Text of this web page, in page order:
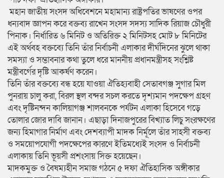
​ মহান জাতীয় সংসদ অধিবেশনে মহামান্য রাষ্ট্রপতির ভাষণের ওপর
ধন্যবাদ জ্ঞাপন করে বক্তব্য রাখেন সংসদ সদস্য সাদিক রিয়াজ চৌধুরী
পিনাক। নির্ধারিত ৬ মিনিট ও অতিরিক্ত ২ মিনিটসহ মোট ৮ মিনিটের
এই অর্থবহ বক্তব্যে তিনি তাঁর নির্বাচনী এলাকার দীর্ঘদিনের ঝুলে থাকা
সমস্যা ও সম্ভাবনার কথা তুলে ধরে মাননীয় প্রধানমন্ত্রীসহ সংশ্লিষ্ট
মন্ত্রীবর্গের দৃষ্টি আকর্ষণ করেন।
​তিনি তাঁর বক্তব্যে বন্ধ হয়ে যাওয়া ঐতিহ্যবাহী সেতাবগঞ্জ সুগার মিল
পুনরায় চালু করা, বিরল স্থল বন্দর সচল করতে দৃশ্যমান পদক্ষেপ গ্রহণ
এবং দৃষ্টিনন্দন কালিয়াগঞ্জ শালবনকে পর্যটন এলাকা হিসেবে গড়ে
তোলার জোর দাবি জানান। এছাড়া দিনাজপুরের বিখ্যাত লিচু সংরক্ষণের
জন্য হিমাগার নির্মাণ এবং দেশব্যাপী মাদক নির্মূলে তাঁর সাহসী বক্তব্য
ও সময়োপযোগী পদক্ষেপের কারণে ইতিমধ্যেই সংসদ ও নির্বাচনী
এলাকায় তিনি ভূয়সী প্রশংসায় সিক্ত হয়েছেন।
​মাদকমুক্ত ও বৈষম্যহীন সমাজ গঠনে ৫ দফা ঐতিহাসিক অঙ্গীকার